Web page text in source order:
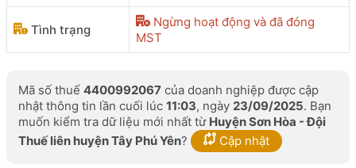
Tình trạng
Ngừng hoạt động và đã đóng
MST
Mã số thuế 4400992067 của doanh nghiệp được cập
nhật thông tin lần cuối lúc 11:03, ngày 23/09/2025. Bạn
muốn kiểm tra dữ liệu mới nhất từ Huyện Sơn Hòa - Đội
Thuế liên huyện Tây Phú Yên? Cập nhật